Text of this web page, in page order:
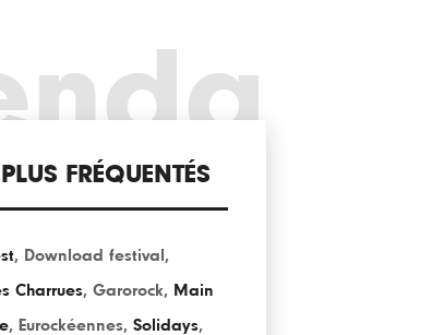
PLUS FRÉQUENTÉS
, Download festival ,
Charrues, Garorock, Main
, Eurockéennes, Solidays,